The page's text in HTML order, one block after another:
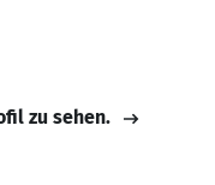
zu sehen.